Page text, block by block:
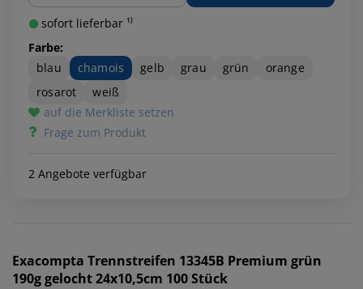
sofort lieferbar ¹⁾
Farbe:
blau
chamois gelb grau grün
orange
rosarot
weiß
auf die Merkliste setzen
Frage zum Produkt
2 Angebote verfügbar
Exacompta Trennstreifen 13345B Premium grün
190g gelocht 24x10,5cm 100 Stück